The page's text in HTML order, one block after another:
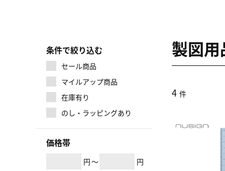
マイルアップ商品
条件で絞り込む
セール商品
在庫有り
のし・ラッピングあり
価格帯
円～ 円
製図用
4 件